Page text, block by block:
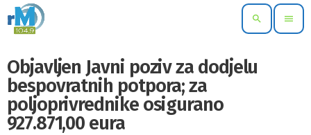
search menu
Objavljen Javni poziv za dodjelu
bespovratnih potpora; za
poljoprivrednike osigurano
927.871,00 eura